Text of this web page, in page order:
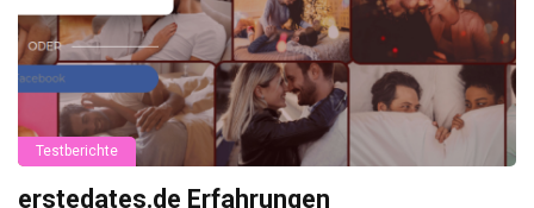
Testberichte
erstedates.de Erfahrungen